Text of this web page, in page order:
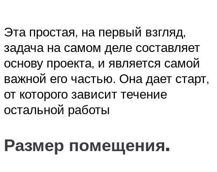
Эта простая, на первый взгляд,
задача на самом деле составляет
основу проекта, и является самой
важной его частью. Она дает старт,
от которого зависит течение
остальной работы
Размер помещения.